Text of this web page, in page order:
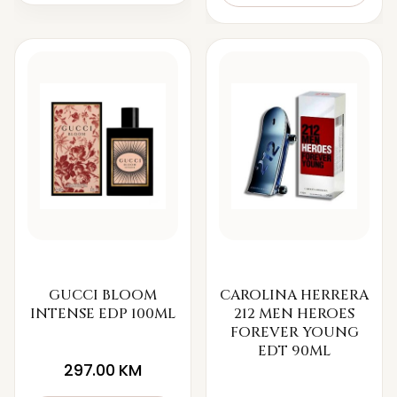
GUCCI BLOOM
INTENSE EDP 100ML
297.00 KM
CAROLINA HERRERA
212 MEN HEROES
FOREVER YOUNG
EDT 90ML